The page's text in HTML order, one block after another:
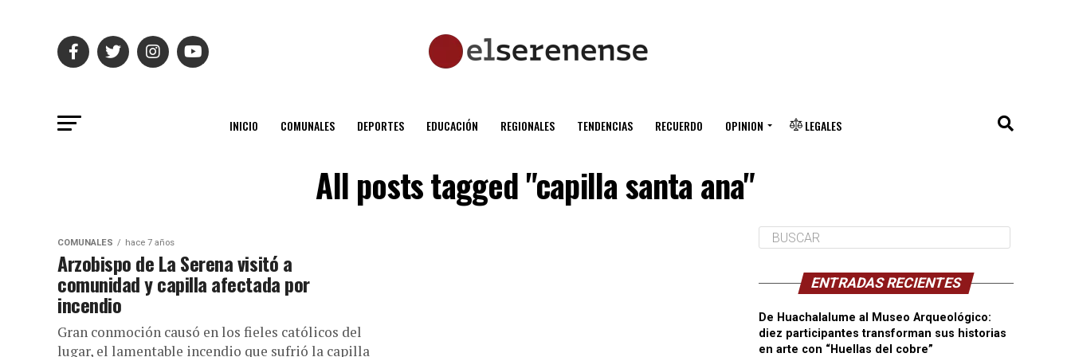
INICIO COMUNALES DEPORTES EDUCACIÓN REGIONALES TENDENCIAS RECUERDO OPINION LEGALES
All posts tagged "capilla santa ana"
COMUNALES hace 7 años
Arzobispo de La Serena visitó a
comunidad y capilla afectada por
incendio
Gran conmoción causó en los fieles católicos del
lugar, el lamentable incendio que sufrió la capilla
ENTRADAS RECIENTES
De Huachalalume al Museo Arqueológico:
diez participantes transforman sus historias
en arte con “Huellas del cobre”